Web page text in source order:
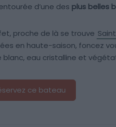
d’une des plus belles
proche de là se trouve
en haute-saison, foncez
blanc, eau cristalline et
ce bateau